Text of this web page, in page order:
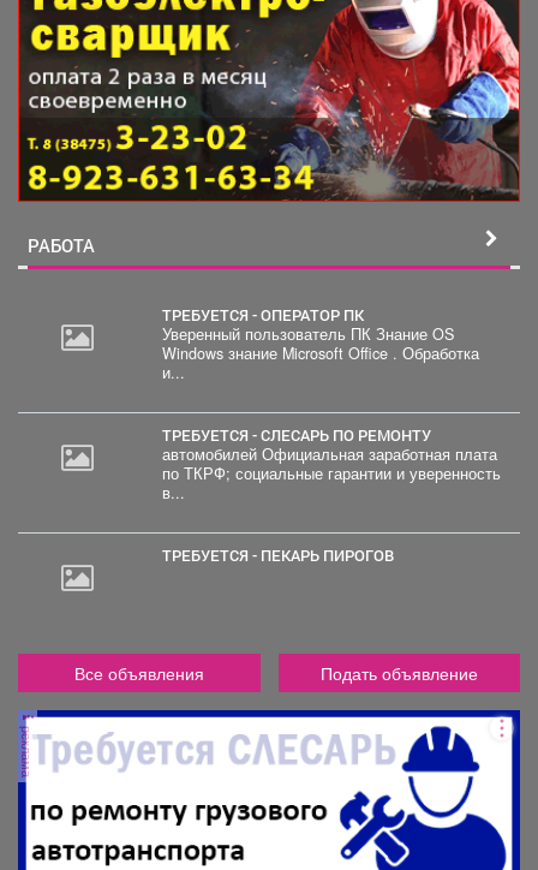
РАБОТА
ТРЕБУЕТСЯ - ОПЕРАТОР ПК
Уверенный пользователь ПК Знание OS
Windows знание Microsoft Office . Обработка
и...
ТРЕБУЕТСЯ - СЛЕСАРЬ ПО РЕМОНТУ
автомобилей Официальная заработная плата
по ТКРФ; социальные гарантии и уверенность
в...
ТРЕБУЕТСЯ - ПЕКАРЬ ПИРОГОВ
Все объявления Подать объявление
реклама